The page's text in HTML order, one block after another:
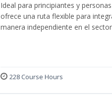
Ideal para principiantes y
ofrece una ruta flexible para
manera independiente en el
228 Course Hours